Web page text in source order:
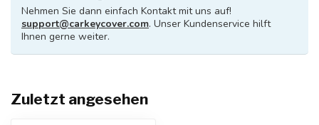
Nehmen Sie dann einfach Kontakt mit uns auf!
support@carkeycover.com. Unser Kundenservice hilft
Ihnen gerne weiter.
Zuletzt angesehen